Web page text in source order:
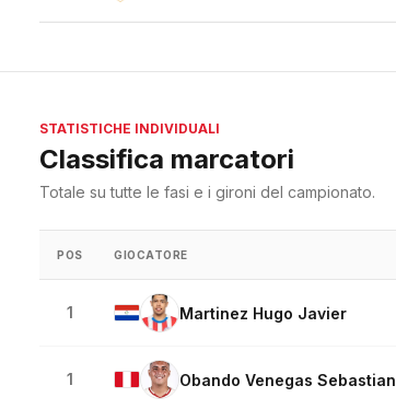
STATISTICHE INDIVIDUALI
Classifica marcatori
Totale su tutte le fasi e i gironi del campionato.
POS GIOCATORE
1 Martinez Hugo Javier
1 Obando Venegas Sebastian